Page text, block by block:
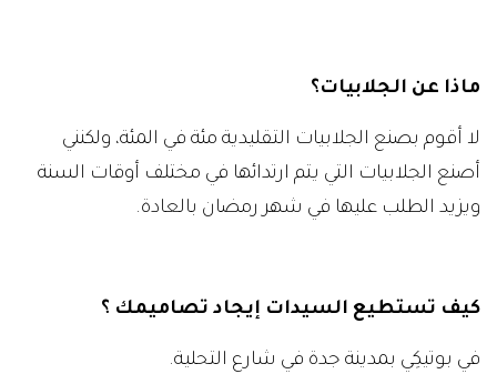
ماذا عن الجلابيات؟
لا أقوم بصنع الجلابيات التقليدية مئة في المئة، ولكنني
أصنع الجلابيات التي يتم ارتدائها في مختلف أوقات السنة
ويزيد الطلب عليها في شهر رمضان بالعادة.
كيف تستطيع السيدات إيجاد تصاميمك ؟
في بوتيكِي بمدينة جدة في شارع التحلية.